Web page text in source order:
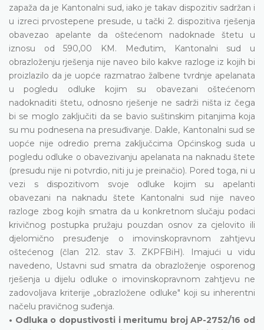
zapaža da je Kantonalni sud, iako je takav dispozitiv sadržan i
u izreci prvostepene presude, u tački 2. dispozitiva rješenja
obavezao apelante da oštećenom nadoknade štetu u
iznosu od 590,00 KM. Međutim, Kantonalni sud u
obrazloženju rješenja nije naveo bilo kakve razloge iz kojih bi
proizlazilo da je uopće razmatrao žalbene tvrdnje apelanata
u pogledu odluke kojim su obavezani oštećenom
nadoknaditi štetu, odnosno rješenje ne sadrži ništa iz čega
bi se moglo zaključiti da se bavio suštinskim pitanjima koja
su mu podnesena na presuđivanje. Dakle, Kantonalni sud se
uopće nije odredio prema zaključcima Općinskog suda u
pogledu odluke o obavezivanju apelanata na naknadu štete
(presudu nije ni potvrdio, niti ju je preinačio). Pored toga, ni u
vezi s dispozitivom svoje odluke kojim su apelanti
obavezani na naknadu štete Kantonalni sud nije naveo
razloge zbog kojih smatra da u konkretnom slučaju podaci
krivičnog postupka pružaju pouzdan osnov za cjelovito ili
djelomično presuđenje o imovinskopravnom zahtjevu
oštećenog (član 212. stav 3. ZKPFBiH). Imajući u vidu
navedeno, Ustavni sud smatra da obrazloženje osporenog
rješenja u dijelu odluke o imovinskopravnom zahtjevu ne
zadovoljava kriterije „obrazložene odluke" koji su inherentni
načelu pravičnog suđenja.
• Odluka o dopustivosti i meritumu broj AP-2752/16 od